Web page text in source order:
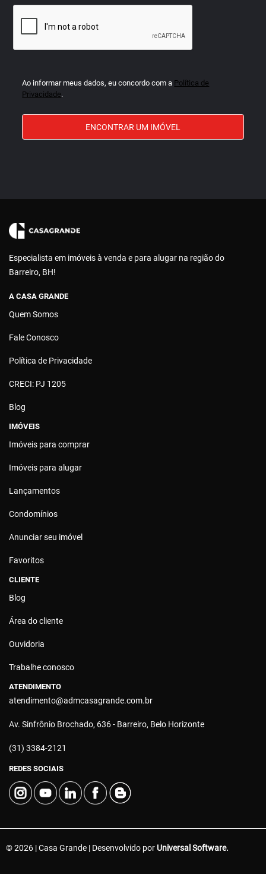
Ao informar meus dados, eu concordo com a Política de
Privacidade.
ENCONTRAR UM IMÓVEL
Especialista em imóveis à venda e para alugar na região do
Barreiro, BH!
A CASA GRANDE
Quem Somos
Fale Conosco
Política de Privacidade
CRECI: PJ 1205
Blog
IMÓVEIS
Imóveis para comprar
Imóveis para alugar
Lançamentos
Condomínios
Anunciar seu imóvel
Favoritos
CLIENTE
Blog
Área do cliente
Ouvidoria
Trabalhe conosco
ATENDIMENTO
atendimento@admcasagrande.com.br
Av. Sinfrônio Brochado, 636 - Barreiro, Belo Horizonte
(31) 3384-2121
REDES SOCIAIS
© 2026 | Casa Grande | Desenvolvido por Universal Software.